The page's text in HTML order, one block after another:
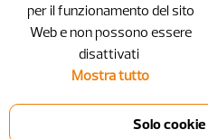
per il funzionamento del sito
Web e non possono essere
disattivati ​​
Mostra tutto